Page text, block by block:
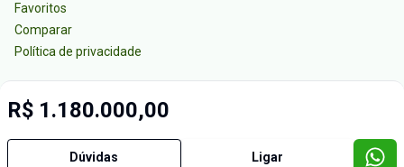
R$ 1.180.000,00
Dúvidas Ligar
Favoritos
Comparar
Política de privacidade
Imobiliária Certificada:
Selo de Tecnologia Loft